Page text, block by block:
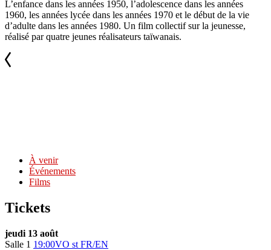
L’enfance dans les années 1950, l’adolescence dans les années
1960, les années lycée dans les années 1970 et le début de la vie
d’adulte dans les années 1980. Un film collectif sur la jeunesse,
réalisé par quatre jeunes réalisateurs taïwanais.
À venir
Événements
Films
Tickets
jeudi 13 août
Salle 1 19:00VO st FR/EN